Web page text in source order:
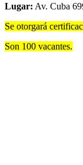
Lugar: Av. Cuba
Se otorgará
Son 100 vacantes.